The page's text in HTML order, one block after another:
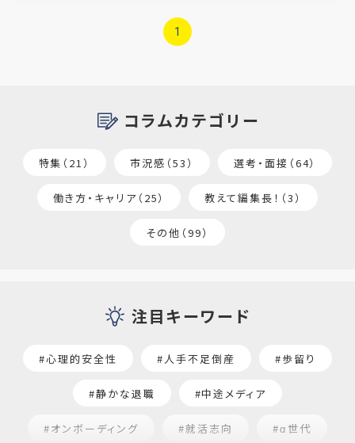
1
コラムカテゴリー
特集（21） 市況感（53） 選考・面接（64）
働き方・キャリア（25） 教えて編集長！（3）
その他（99）
注目キーワード
#心理的安全性 #人手不足倒産 #歩留り
#静かな退職 #中途メディア
#オンボーディング #就活志向 #α世代